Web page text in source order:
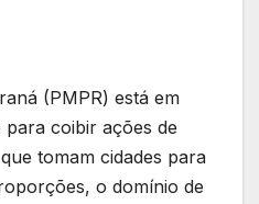
(PMPR) está em
coibir ações de
tomam cidades para
o domínio de